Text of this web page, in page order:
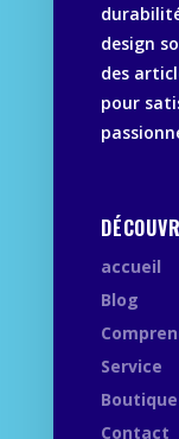
design
des
pour
accueil
Blog
Service
Boutique
Contact